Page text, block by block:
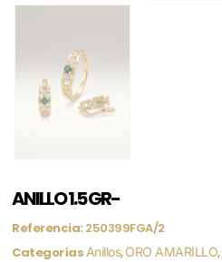
ANILLO 1.5 GR-
Referencia: 250399FGA/2
Categorías Anillos,ORO AMARILLO,